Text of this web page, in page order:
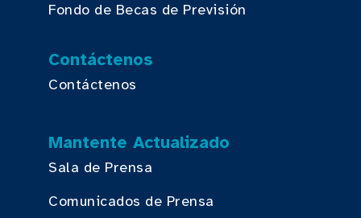
Fondo de Becas de Previsión
Contáctenos
Contáctenos
Mantente Actualizado
Sala de Prensa
Comunicados de Prensa